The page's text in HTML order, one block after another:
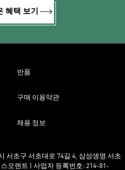
혜택 보기
반품
구매 이용약관
채용 정보
서초구 서초대로 74길 4, 삼성생명 서초
모렌트 | 사업자 등록번호: 214-81-